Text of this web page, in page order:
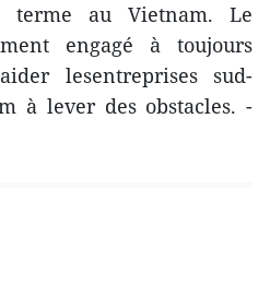
au Vietnam. Le
engagé à toujours
lesentreprises sud-
à lever des obstacles. -